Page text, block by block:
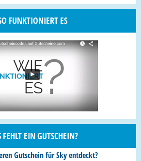
FUNKTIONIERT ES
FEHLT EIN GUTSCHEIN?
Gutschein für Sky entdeckt?